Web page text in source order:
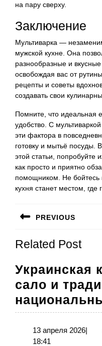
на пару сверху.
Заключение
Мультиварка —
мужской кухне. Она
разнообразные и
освобождая вас от
рецепты и советы
создавать свои
Помните, что идеальная
удобство. С
эти фактора в
готовку и мытьё посуды.
этой статьи, попробуйте
как просто и приятно
помощником. Не
кухня станет местом, где
по
записям
PREVIOUS
запись:
Related Post
Украинская
сало и
13 апреля 202613
|
18:41